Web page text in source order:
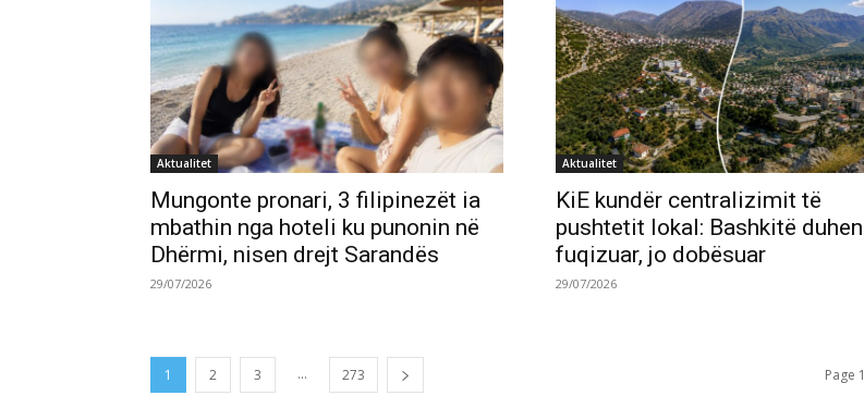
Aktualitet
Mungonte pronari, 3 filipinezët ia
mbathin nga hoteli ku punonin në
Dhërmi, nisen drejt Sarandës
29/07/2026
Aktualitet
KiE kundër centralizimit të
pushtetit lokal: Bashkitë duhen
fuqizuar, jo dobësuar
29/07/2026
1 2 3 ... 273 Page